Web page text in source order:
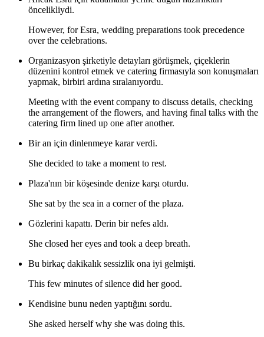
öncelikliydi.
However, for Esra, wedding preparations took precedence
over the celebrations.
Organizasyon şirketiyle detayları görüşmek, çiçeklerin
düzenini kontrol etmek ve catering firmasıyla son konuşmaları
yapmak, birbiri ardına sıralanıyordu.
Meeting with the event company to discuss details, checking
the arrangement of the flowers, and having final talks with the
catering firm lined up one after another.
Bir an için dinlenmeye karar verdi.
She decided to take a moment to rest.
Plaza'nın bir köşesinde denize karşı oturdu.
She sat by the sea in a corner of the plaza.
Gözlerini kapattı. Derin bir nefes aldı.
She closed her eyes and took a deep breath.
Bu birkaç dakikalık sessizlik ona iyi gelmişti.
This few minutes of silence did her good.
Kendisine bunu neden yaptığını sordu.
She asked herself why she was doing this.